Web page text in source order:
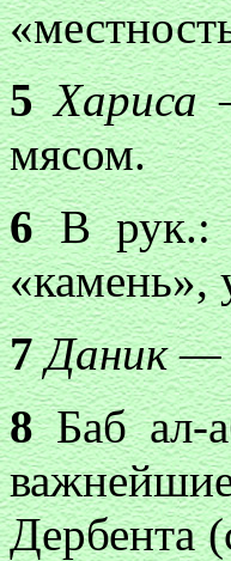
5
мясом.
6В рук.:
«камень»,
7 Даник
8Баб ал-
Дербента